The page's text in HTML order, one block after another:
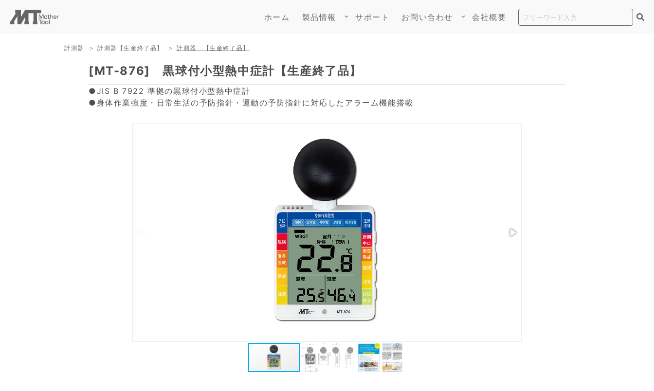
ホーム 製品情報 keyboard_arrow_down サポート お問い合わせ keyboard_arrow_down 会社概要
計測器 計測器【生産終了品】 計測器 【生産終了品】
[MT-876] 黒球付小型熱中症計【生産終了品】
●JIS B 7922 準拠の黒球付小型熱中症計
●身体作業強度・日常生活の予防指針・運動の予防指針に対応したアラーム機能搭載